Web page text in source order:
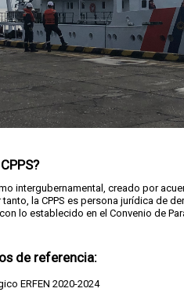
intergubernamental, creado por
tanto, la CPPS es persona jurídica de
lo establecido en el Convenio de
de referencia:
ERFEN 2020-2024